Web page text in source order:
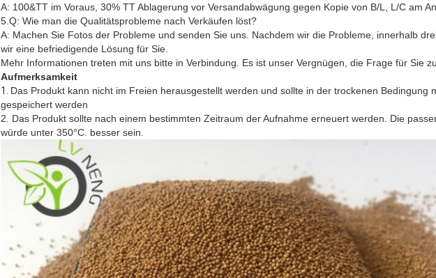
A: 100&TT im Voraus, 30% TT Ablagerung vor Versandabwägung gegen Kopie von B/L, L/C am
5.Q: Wie man die Qualitätsprobleme nach Verkäufen löst?
A: Machen Sie Fotos der Probleme und senden Sie uns. Nachdem wir die Probleme, innerhalb
wir eine befriedigende Lösung für Sie.
Mehr Informationen treten mit uns bitte in Verbindung. Es ist unser Vergnügen, die Frage für Sie
Aufmerksamkeit
1. Das Produkt kann nicht im Freien herausgestellt werden und sollte in der trockenen Bedingung
gespeichert werden
2. Das Produkt sollte nach einem bestimmten Zeitraum der Aufnahme erneuert werden. Die
würde unter 350°C. besser sein.